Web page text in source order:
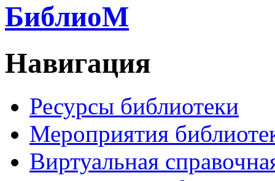
БиблиоМ
Навигация
Ресурсы библиотеки
Мероприятия
Виртуальная